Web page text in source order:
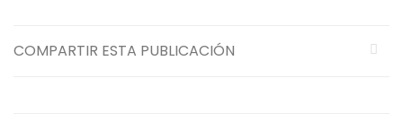
COMPARTIR ESTA PUBLICACIÓN